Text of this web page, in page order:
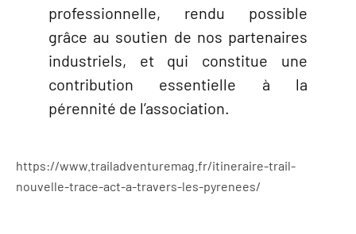
professionnelle, rendu possible
grâce au soutien de nos partenaires
industriels, et qui constitue une
contribution essentielle à la
pérennité de l’association.
https://www.trailadventuremag.fr/itineraire-trail-
nouvelle-trace-act-a-travers-les-pyrenees/